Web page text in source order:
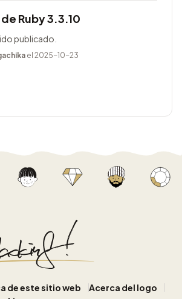
Ruby 3.3.10
publicado.
el 2025-10-23
de este sitio web
Acerca del logo